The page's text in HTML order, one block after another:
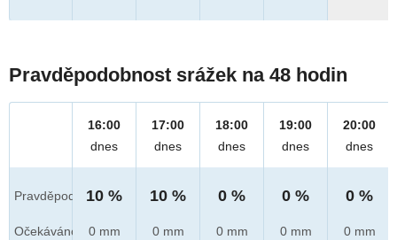
Pravděpodobnost srážek na 48 hodin
Pravděpod.
Očekáváno
16:00
dnes
10 %
0 mm
17:00
dnes
10 %
0 mm
18:00
dnes
0 %
0 mm
19:00
dnes
0 %
0 mm
20:00
dnes
0 %
0 mm